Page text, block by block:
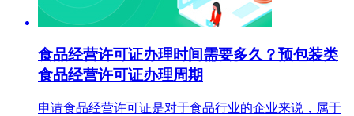
食品经营许可证办理时间需要多久？预包装类
食品经营许可证办理周期
申请食品经营许可证是对于食品行业的企业来说，属于